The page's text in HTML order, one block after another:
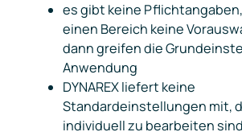
es gibt keine
einen Bereich keine
dann greifen die
Anwendung
DYNAREX liefert keine
Standardeinstellungen mit,
individuell zu bearbeiten sind